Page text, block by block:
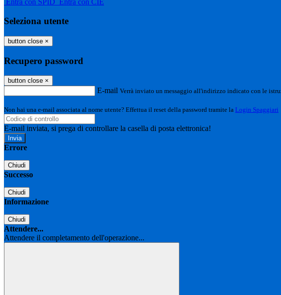
Entra con SPID Entra con CIE
Seleziona utente
button close ×
Recupero password
button close ×
E-mail Verrà inviato un messaggio all'indirizzo indicato con le
Non hai una e-mail associata al nome utente? Effettua il reset della password tramite la Login Spaggiari
E-mail inviata, si prega di controllare la casella di posta elettronica!
Errore
Chiudi
Successo
Chiudi
Informazione
Chiudi
Attendere...
Attendere il completamento dell'operazione...